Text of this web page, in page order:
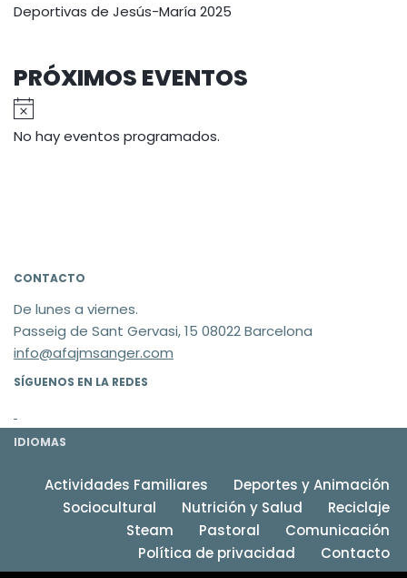
Deportivas de Jesús-María 2025
PRÓXIMOS EVENTOS
No hay eventos programados.
CONTACTO
De lunes a viernes.
Passeig de Sant Gervasi, 15 08022 Barcelona
info@afajmsanger.com
SÍGUENOS EN LA REDES
IDIOMAS
Actividades Familiares
Deportes y Animación
Sociocultural
Nutrición y Salud
Reciclaje
Steam
Pastoral
Comunicación
Política de privacidad
Contacto